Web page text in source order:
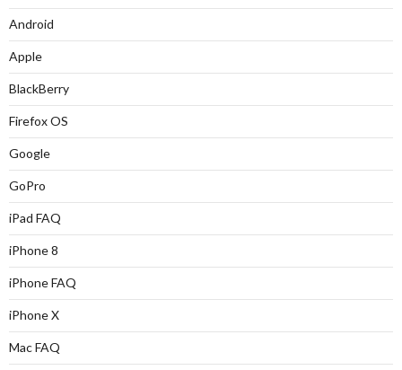
Android
Apple
BlackBerry
Firefox OS
Google
GoPro
iPad FAQ
iPhone 8
iPhone FAQ
iPhone X
Mac FAQ